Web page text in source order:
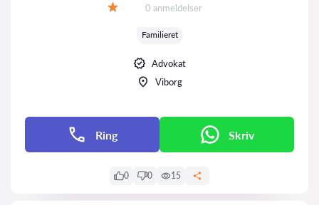
Anmeldelser:
0 anmeldelser
Familieret
Advokat
Viborg
Ring Skriv
0 0 15